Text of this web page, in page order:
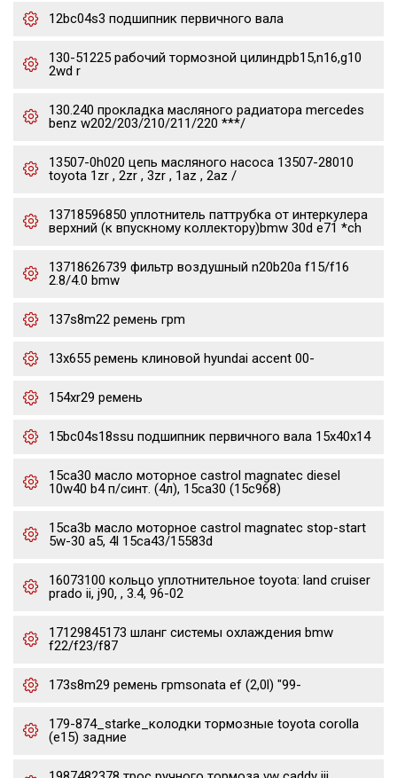
12bc04s3 подшипник первичного вала
130-51225 рабочий тормозной цилиндрb15,n16,g10
2wd r
130.240 прокладка масляного радиатора mercedes
benz w202/203/210/211/220 ***/
13507-0h020 цепь масляного насоса 13507-28010
toyota 1zr , 2zr , 3zr , 1az , 2az /
13718596850 уплотнитель паттрубка от интеркулера
верхний (к впускному коллектору)bmw 30d e71 *ch
13718626739 фильтр воздушный n20b20a f15/f16
2.8/4.0 bmw
137s8m22 ремень грm
13x655 ремень клиновой hyundai accent 00-
154xr29 ремень
15bc04s18ssu подшипник первичного вала 15x40x14
15ca30 масло моторное castrol magnatec diesel
10w40 b4 п/синт. (4л), 15ca30 (15c968)
15ca3b масло моторное castrol magnatec stop-start
5w-30 a5, 4l 15ca43/15583d
16073100 кольцо уплотнительное toyota: land cruiser
prado ii, j90, , 3.4, 96-02
17129845173 шланг системы охлаждения bmw
f22/f23/f87
173s8m29 ремень грmsonata ef (2,0l) "99-
179-874_starke_колодки тормозные toyota corolla
(e15) задние